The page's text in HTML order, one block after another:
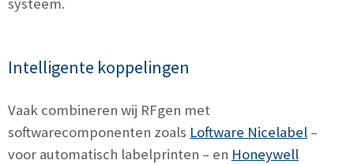
systeem.
Intelligente koppelingen
Vaak combineren wij RFgen met
softwarecomponenten zoals Loftware Nicelabel –
voor automatisch labelprinten – en Honeywell